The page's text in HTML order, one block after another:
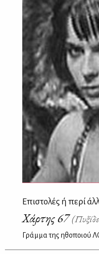
Επιστολές ή περί
Χάρτης 67
Γράμμα της ηθοποιού